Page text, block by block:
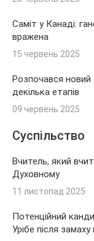
Саміт у Канаді:
вражена
15 червень 2025
Розпочався новий
декілька етапів
09 червень 2025
Суспільство
Вчитель, який
Духовному
11 листопад 2025
Потенційний
Урібе після